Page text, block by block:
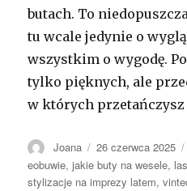
butach. To
tu wcale jedynie o
wszystkim o wygodę.
tylko pięknych, ale
w których przetańczysz
Autor
Joana Opublikowano
26 czerwca 2025
eobuwie,jakie buty na wesele,
stylizacje na imprezy latem,